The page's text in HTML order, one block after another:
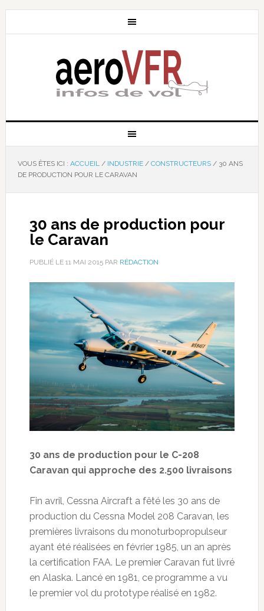
VOUS ÊTES ICI : ACCUEIL / INDUSTRIE / CONSTRUCTEURS /30 ANS
DE PRODUCTION POUR LE CARAVAN
30 ans de production pour
le Caravan
PUBLIÉ LE 11 MAI 2015PAR RÉDACTION
30 ans de production pour le C-208
Caravan qui approche des 2.500 livraisons
Fin avril, Cessna Aircraft a fêté les 30 ans de
production du Cessna Model 208 Caravan, les
premières livraisons du monoturbopropulseur
ayant été réalisées en février 1985, un an après
la certification FAA. Le premier Caravan fut livré
en Alaska. Lancé en 1981, ce programme a vu
le premier vol du prototype réalisé en 1982.